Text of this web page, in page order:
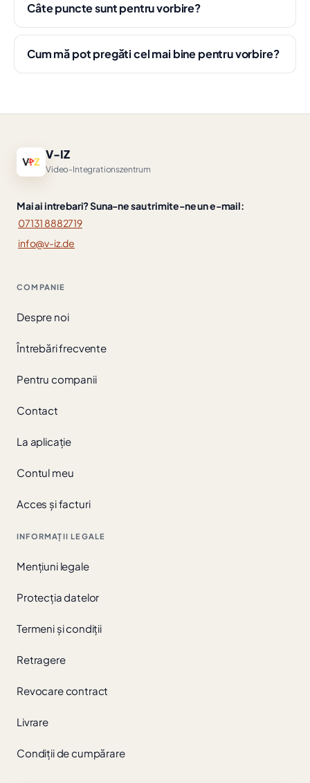
Câte puncte sunt pentru vorbire?
Cum mă pot pregăti cel mai bine pentru vorbire?
V-IZ
Video-Integrationszentrum
Mai ai intrebari? Suna-ne sau trimite-ne un e-mail:
07131 8882719
info@v-iz.de
COMPANIE
Despre noi
Întrebări frecvente
Pentru companii
Contact
La aplicație
Contul meu
Acces și facturi
INFORMAȚII LEGALE
Mențiuni legale
Protecția datelor
Termeni și condiții
Retragere
Revocare contract
Livrare
Condiții de cumpărare